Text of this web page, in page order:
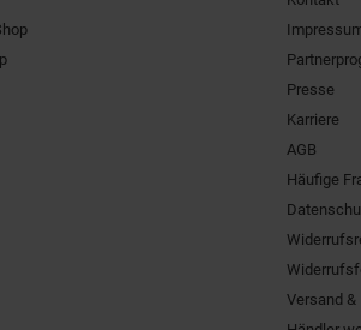
Presse
Karriere
AGB
Häufige
Versand &